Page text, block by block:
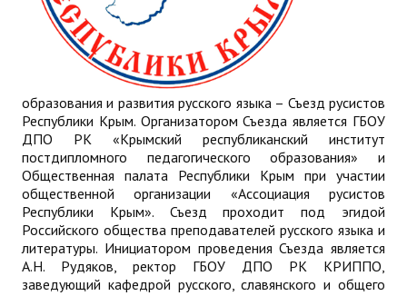
Организация УВП
Карта ГИА РК
Советуем прочитать
Готовимся к новому учебному году 2026-2027
ДПО
Профессиональная переподготовка
образования и развития русского языка – Съезд русистов
Республики Крым. Организатором Съезда является ГБОУ
ДПО РК «Крымский республиканский институт
постдипломного педагогического образования» и
Общественная палата Республики Крым при участии
общественной организации «Ассоциация русистов
Республики Крым». Съезд проходит под эгидой
Российского общества преподавателей русского языка и
литературы. Инициатором проведения Съезда является
А.Н. Рудяков, ректор ГБОУ ДПО РК КРИППО,
заведующий кафедрой русского, славянского и общего